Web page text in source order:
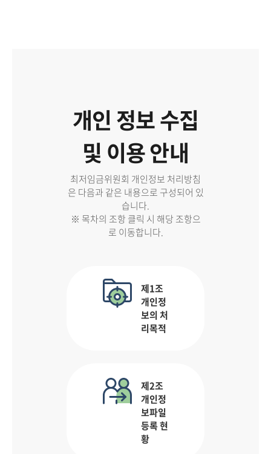
개인 정보 수집
및 이용 안내
최저임금위원회 개인정보 처리방침
은 다음과 같은 내용으로 구성되어 있
습니다.
※ 목차의 조항 클릭 시 해당 조항으
로 이동합니다.
제1조
개인정
보의 처
리목적
제2조
개인정
보파일
등록 현
황